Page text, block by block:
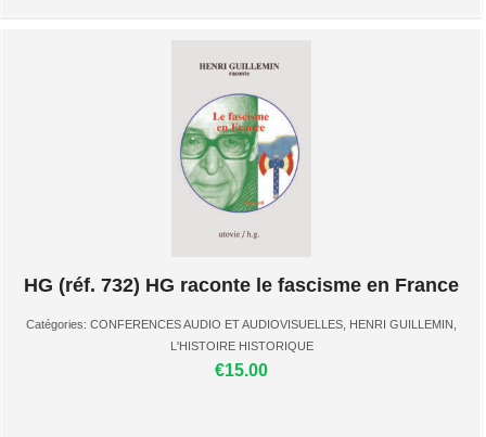
HG (réf. 732) HG raconte le fascisme en France
Catégories: CONFERENCES AUDIO ET AUDIOVISUELLES HENRI GUILLEMIN
L'HISTOIRE HISTORIQUE
€15.00